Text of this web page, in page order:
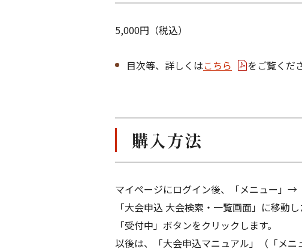
5,000円（税込）
目次等、詳しくはこちら をご覧くだ
購入方法
マイページにログイン後、「メニュー」→
「大会申込 大会検索・一覧画面」に移動
「受付中」ボタンをクリックします。
以後は、「大会申込マニュアル」（「メ